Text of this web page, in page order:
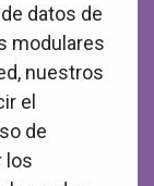
datos de
modulares
nuestros
el
de
los